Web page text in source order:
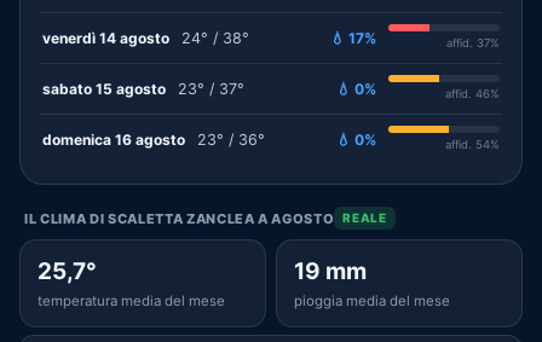
venerdì 14 agosto 24° / 38° 💧 17% affid. 37%
sabato 15 agosto 23° / 37° 💧 0% affid. 46%
domenica 16 agosto 23° / 36° 💧 0% affid. 54%
IL CLIMA DI SCALETTA ZANCLEA A AGOSTO REALE
25,7°
temperatura media del mese
19 mm
pioggia media del mese